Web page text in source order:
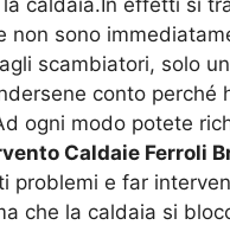
caldaia.In effetti si
non sono
scambiatori, solo
conto perché
ogni modo potete
Caldaie Ferroli
problemi e far
che la caldaia si